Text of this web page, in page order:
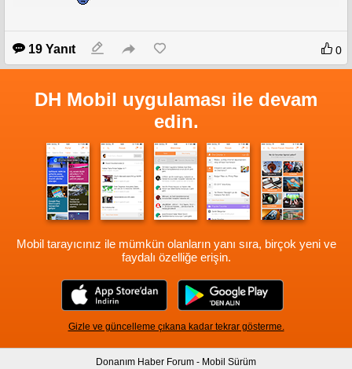
19 Yanıt 0
DH Mobil uygulaması ile devam
edin.
Mobil tarayıcınız ile mümkün olanların yanı sıra, birçok yeni ve
faydalı özelliğe erişin.
Gizle ve güncelleme çıkana kadar tekrar gösterme.
Donanım Haber Forum - Mobil Sürüm